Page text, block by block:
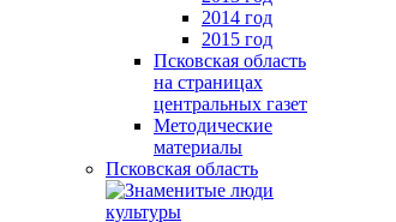
2014 год
2015 год
Псковская область
на страницах
центральных газет
Методические
материалы
Псковская область